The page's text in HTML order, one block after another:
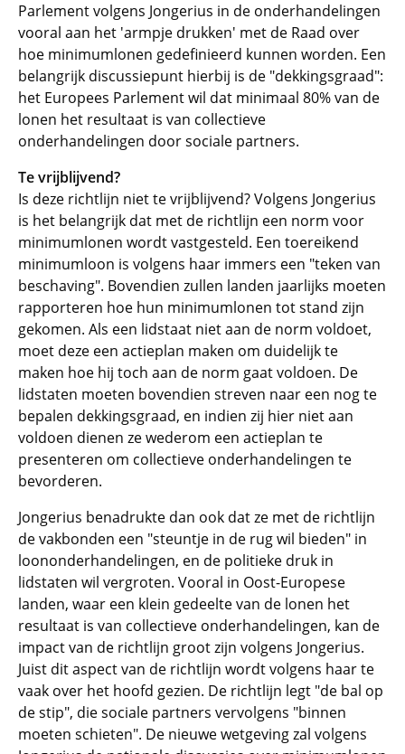
Parlement volgens Jongerius in de onderhandelingen
vooral aan het 'armpje drukken' met de Raad over
hoe minimumlonen gedefinieerd kunnen worden. Een
belangrijk discussiepunt hierbij is de "dekkingsgraad":
het Europees Parlement wil dat minimaal 80% van de
lonen het resultaat is van collectieve
onderhandelingen door sociale partners.
Te vrijblijvend?
Is deze richtlijn niet te vrijblijvend? Volgens Jongerius
is het belangrijk dat met de richtlijn een norm voor
minimumlonen wordt vastgesteld. Een toereikend
minimumloon is volgens haar immers een "teken van
beschaving". Bovendien zullen landen jaarlijks moeten
rapporteren hoe hun minimumlonen tot stand zijn
gekomen. Als een lidstaat niet aan de norm voldoet,
moet deze een actieplan maken om duidelijk te
maken hoe hij toch aan de norm gaat voldoen. De
lidstaten moeten bovendien streven naar een nog te
bepalen dekkingsgraad, en indien zij hier niet aan
voldoen dienen ze wederom een actieplan te
presenteren om collectieve onderhandelingen te
bevorderen.
Jongerius benadrukte dan ook dat ze met de richtlijn
de vakbonden een "steuntje in de rug wil bieden" in
loononderhandelingen, en de politieke druk in
lidstaten wil vergroten. Vooral in Oost-Europese
landen, waar een klein gedeelte van de lonen het
resultaat is van collectieve onderhandelingen, kan de
impact van de richtlijn groot zijn volgens Jongerius.
Juist dit aspect van de richtlijn wordt volgens haar te
vaak over het hoofd gezien. De richtlijn legt "de bal op
de stip", die sociale partners vervolgens "binnen
moeten schieten". De nieuwe wetgeving zal volgens